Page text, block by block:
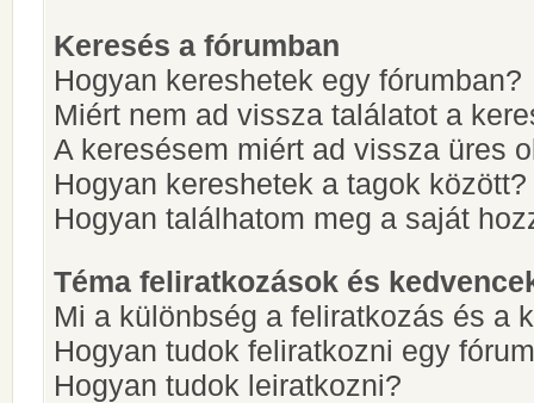
Keresés a fórumban
Hogyan kereshetek egy fórumban?
Miért nem ad vissza találatot a
A keresésem miért ad vissza üres
Hogyan kereshetek a tagok között?
Hogyan találhatom meg a saját
Téma feliratkozások és
Mi a különbség a feliratkozás és a
Hogyan tudok feliratkozni egy
Hogyan tudok leiratkozni?